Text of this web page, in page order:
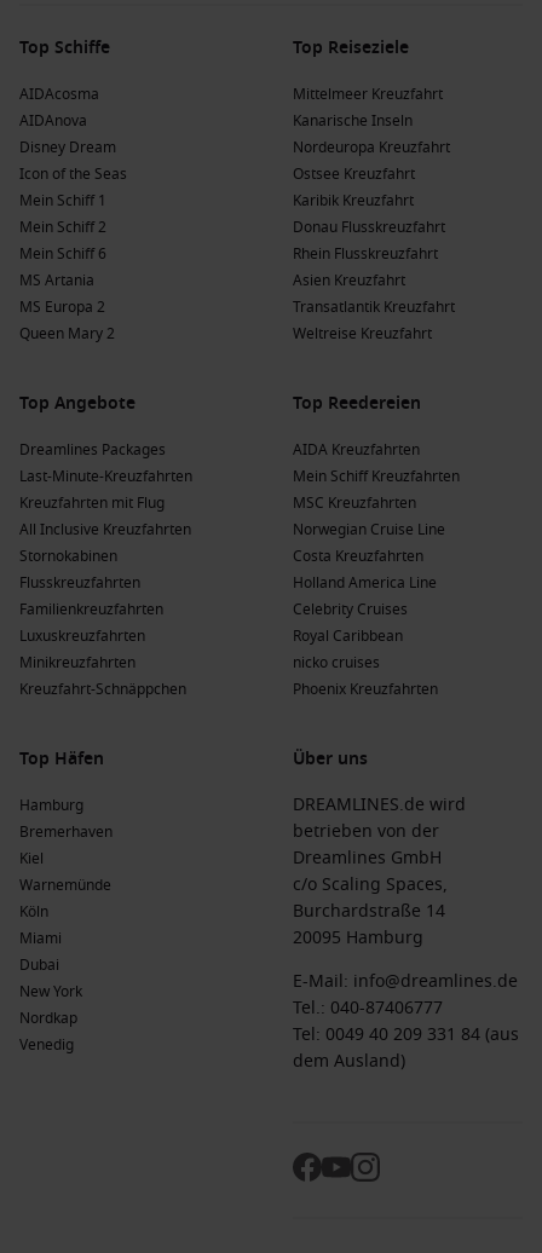
Top Schiffe
AIDAcosma
AIDAnova
Disney Dream
Icon of the Seas
Mein Schiff 1
Mein Schiff 2
Mein Schiff 6
MS Artania
MS Europa 2
Queen Mary 2
Top Reiseziele
Mittelmeer Kreuzfahrt
Kanarische Inseln
Nordeuropa Kreuzfahrt
Ostsee Kreuzfahrt
Karibik Kreuzfahrt
Donau Flusskreuzfahrt
Rhein Flusskreuzfahrt
Asien Kreuzfahrt
Transatlantik Kreuzfahrt
Weltreise Kreuzfahrt
Top Angebote
Dreamlines Packages
Last-Minute-Kreuzfahrten
Kreuzfahrten mit Flug
All Inclusive Kreuzfahrten
Stornokabinen
Flusskreuzfahrten
Familienkreuzfahrten
Luxuskreuzfahrten
Minikreuzfahrten
Kreuzfahrt-Schnäppchen
Top Reedereien
AIDA Kreuzfahrten
Mein Schiff Kreuzfahrten
MSC Kreuzfahrten
Norwegian Cruise Line
Costa Kreuzfahrten
Holland America Line
Celebrity Cruises
Royal Caribbean
nicko cruises
Phoenix Kreuzfahrten
Top Häfen
Hamburg
Bremerhaven
Kiel
Warnemünde
Köln
Miami
Dubai
New York
Nordkap
Venedig
Über uns
DREAMLINES.de wird
betrieben von der
Dreamlines GmbH
c/o Scaling Spaces,
Burchardstraße 14
20095 Hamburg
E-Mail: info@dreamlines.de
Tel.: 040-87406777
Tel: 0049 40 209 331 84 (aus
dem Ausland)